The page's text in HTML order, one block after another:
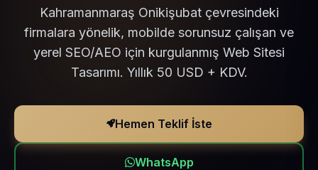
Kahramanmaraş Onikişubat çevresindeki
firmalara yönelik, mobilde sorunsuz çalışan ve
yerel SEO/AEO için kurgulanmış Web Sitesi
Tasarımı. Yıllık 50 USD + KDV.
Hemen Teklif İste
WhatsApp